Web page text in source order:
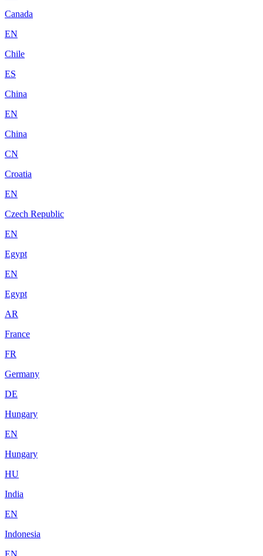
Canada
EN
Chile
ES
China
EN
China
CN
Croatia
EN
Czech Republic
EN
Egypt
EN
Egypt
AR
France
FR
Germany
DE
Hungary
EN
Hungary
HU
India
EN
Indonesia